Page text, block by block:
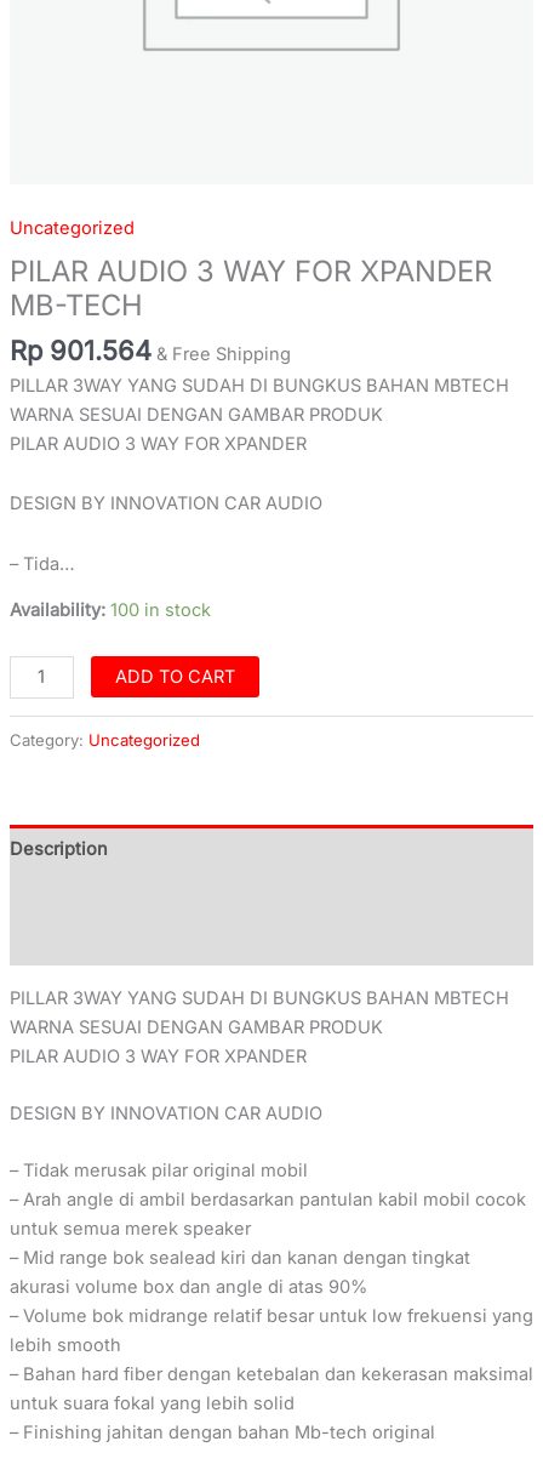
Uncategorized
PILAR AUDIO 3 WAY FOR XPANDER
MB-TECH
Rp 901.564 & Free Shipping
PILLAR 3WAY YANG SUDAH DI BUNGKUS BAHAN MBTECH
WARNA SESUAI DENGAN GAMBAR PRODUK
PILAR AUDIO 3 WAY FOR XPANDER
DESIGN BY INNOVATION CAR AUDIO
– Tida…
Availability: 100 in stock
ADD TO CART
Category: Uncategorized
Description
PILLAR 3WAY YANG SUDAH DI BUNGKUS BAHAN MBTECH
WARNA SESUAI DENGAN GAMBAR PRODUK
PILAR AUDIO 3 WAY FOR XPANDER
DESIGN BY INNOVATION CAR AUDIO
– Tidak merusak pilar original mobil
– Arah angle di ambil berdasarkan pantulan kabil mobil cocok
untuk semua merek speaker
– Mid range bok sealead kiri dan kanan dengan tingkat
akurasi volume box dan angle di atas 90%
– Volume bok midrange relatif besar untuk low frekuensi yang
lebih smooth
– Bahan hard fiber dengan ketebalan dan kekerasan maksimal
untuk suara fokal yang lebih solid
– Finishing jahitan dengan bahan Mb-tech original